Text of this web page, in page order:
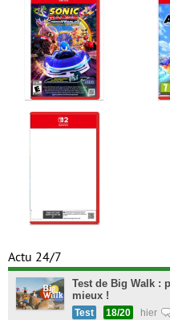
Actu 24/7
Test de Big Walk :
mieux !
Test 18/20 hier